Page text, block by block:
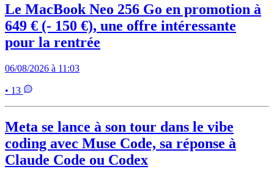
Le MacBook Neo 256 Go en promotion à
649 € (- 150 €), une offre intéressante
pour la rentrée
06/08/2026 à 11:03
• 13
Meta se lance à son tour dans le vibe
coding avec Muse Code, sa réponse à
Claude Code ou Codex